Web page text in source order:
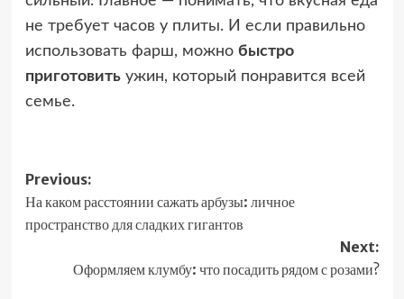
не требует часов у плиты. И если правильно
использовать фарш, можно быстро
приготовитьужин, который понравится всей
семье.
Post
navigation
Previous:
На каком расстоянии сажать арбузы: личное
пространство для сладких гигантов
Next:
Оформляем клумбу: что посадить рядом с розами?